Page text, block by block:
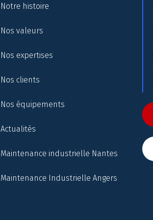
Notre histoire
Nos valeurs
Nos expertises
Nos clients
Nos équipements
Actualités
Maintenance industrielle Nantes
Maintenance Industrielle Angers